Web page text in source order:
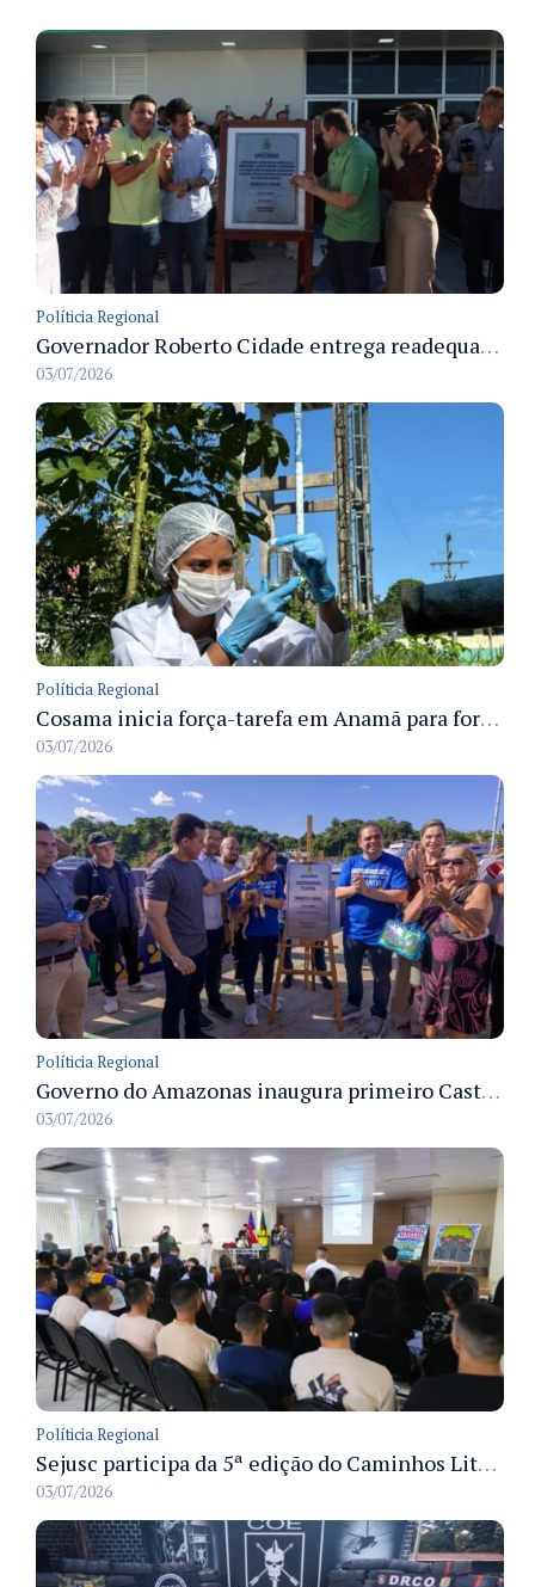
Políticia Regional
Governador Roberto Cidade entrega readequação do ambulatório da FCecon e amplia capacidade de atendimento oncológico em Manaus
03/07/2026
Políticia Regional
Cosama inicia força-tarefa em Anamã para fortalecer abastecimento de água e segurança hídrica da população
03/07/2026
Políticia Regional
Governo do Amazonas inaugura primeiro Castramóvel Fluvial para atendimento veterinário às comunidades ribeirinhas e castração gratuita
03/07/2026
Políticia Regional
Sejusc participa da 5ª edição do Caminhos Literários com foco na cultura hip-hop nas unidades socioeducativas
03/07/2026